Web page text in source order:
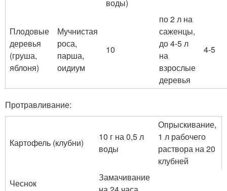
воды)
Плодовые
деревья
(груша,
яблоня)
Мучнистая
роса,
парша,
оидиум
10
по 2 л на
саженцы,
до 4-5 л
на
взрослые
деревья
4-5
Протравливание:
Картофель (клубни)
10 г на 0,5 л
воды
Опрыскивание,
1 л рабочего
раствора на 20
клубней
Чеснок
Замачивание